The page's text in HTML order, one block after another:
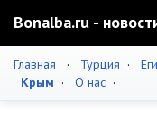
Bonalba.ru -
Главная · Турция ·
Крым · О нас ·